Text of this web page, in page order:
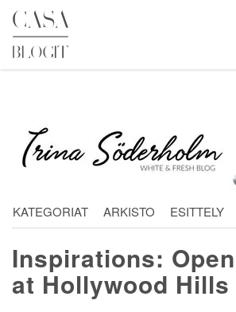
Skip
content
KATEGORIAT ARKISTO ESITTELY
Inspirations:
at Hollywood Hills